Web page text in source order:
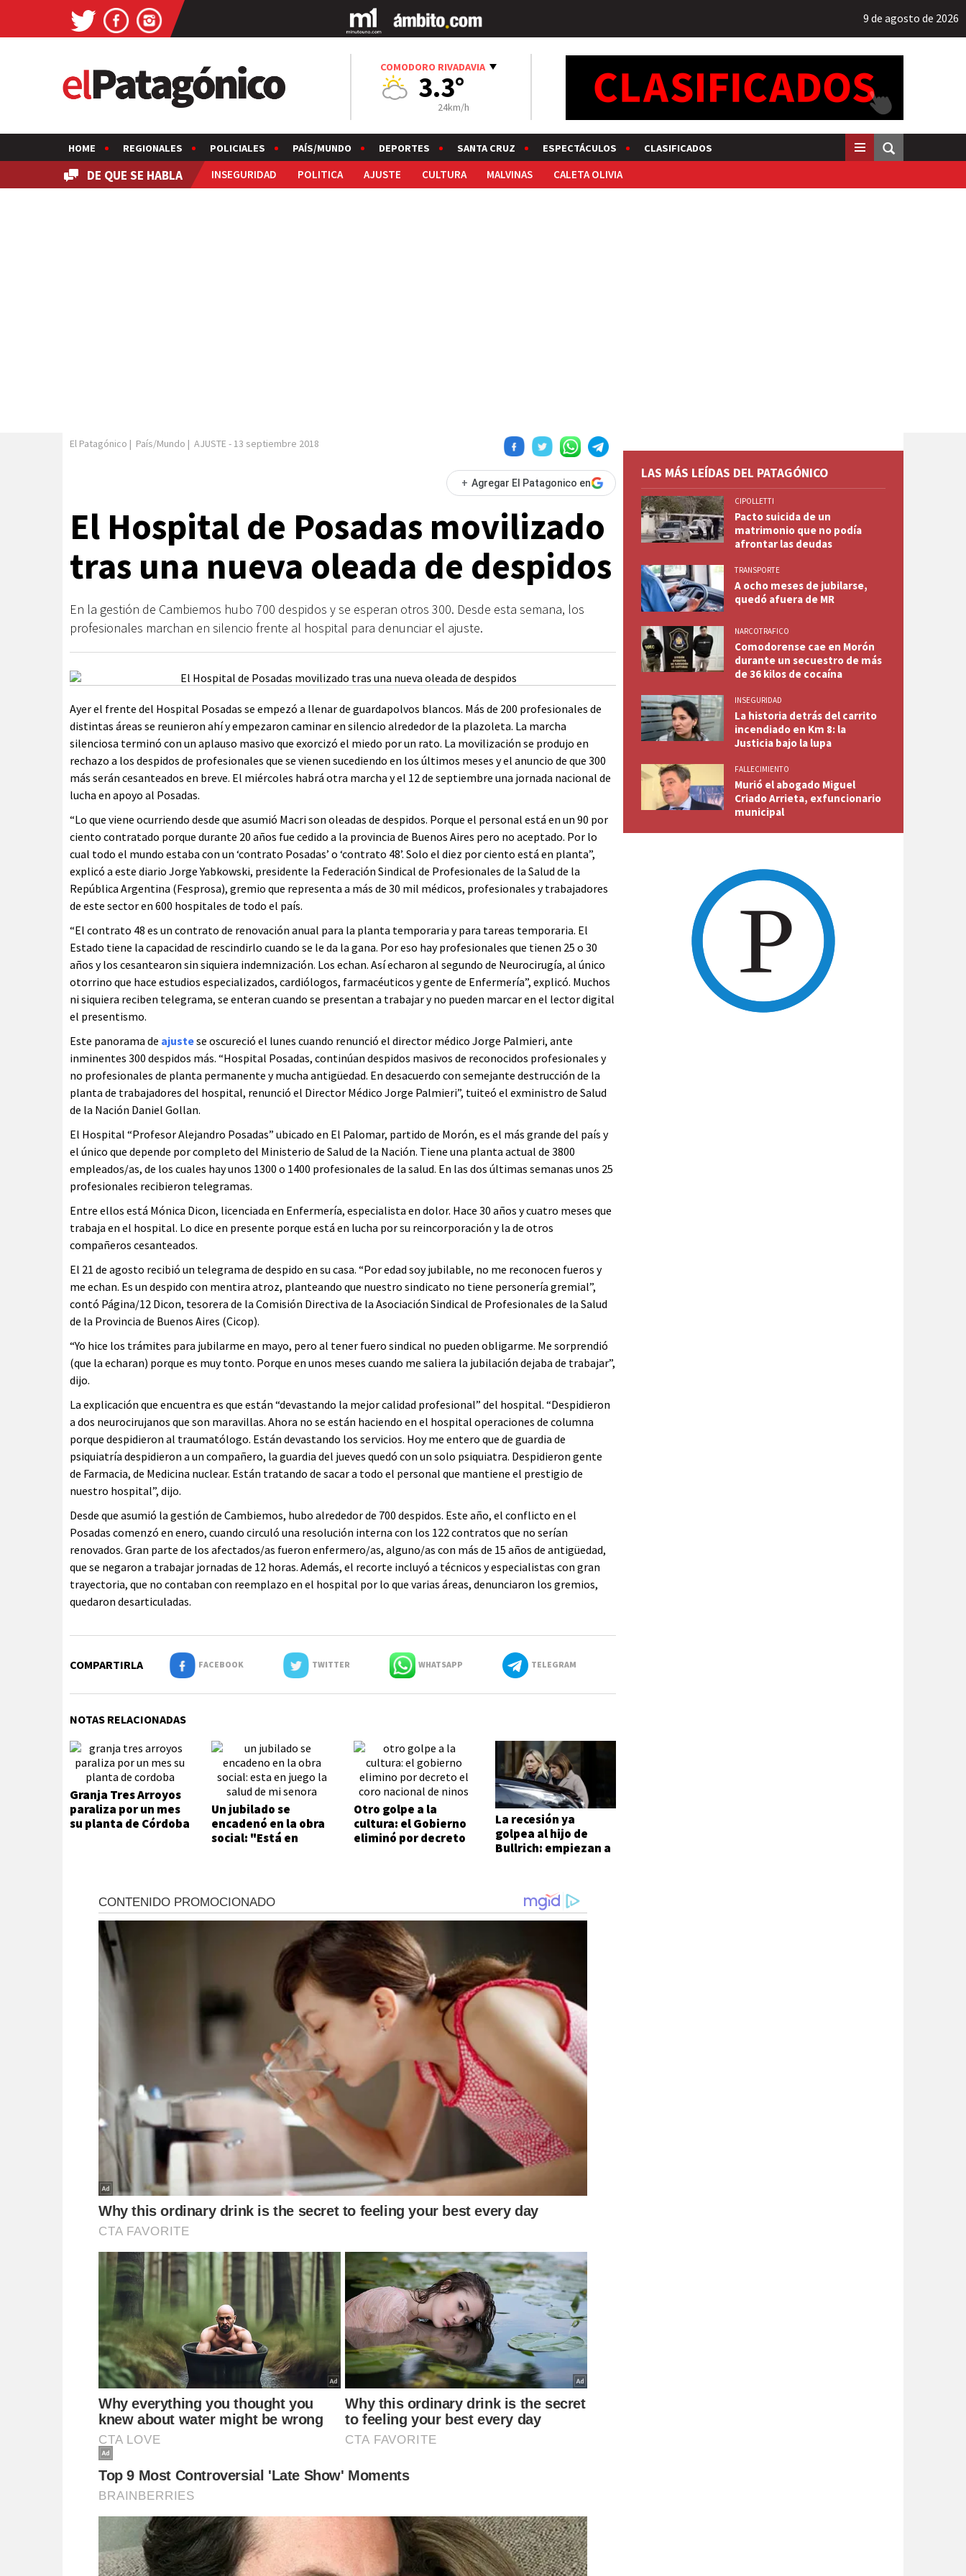
9 de agosto de 2026
COMODORO RIVADAVIA
3.3°
24km/h
HOME REGIONALES POLICIALES PAÍS/MUNDO DEPORTES SANTA CRUZ ESPECTÁCULOS CLASIFICADOS
DE QUE SE HABLA INSEGURIDAD POLITICA AJUSTE CULTURA MALVINAS CALETA OLIVIA
El Patagónico | País/Mundo | AJUSTE- 13 septiembre 2018
+ Agregar El Patagonico en
El Hospital de Posadas movilizado
tras una nueva oleada de despidos
En la gestión de Cambiemos hubo 700 despidos y se esperan otros 300. Desde esta semana, los
profesionales marchan en silencio frente al hospital para denunciar el ajuste.
Ayer el frente del Hospital Posadas se empezó a llenar de guardapolvos blancos. Más de 200 profesionales de
distintas áreas se reunieron ahí y empezaron caminar en silencio alrededor de la plazoleta. La marcha
silenciosa terminó con un aplauso masivo que exorcizó el miedo por un rato. La movilización se produjo en
rechazo a los despidos de profesionales que se vienen sucediendo en los últimos meses y el anuncio de que 300
más serán cesanteados en breve. El miércoles habrá otra marcha y el 12 de septiembre una jornada nacional de
lucha en apoyo al Posadas.
“Lo que viene ocurriendo desde que asumió Macri son oleadas de despidos. Porque el personal está en un 90 por
ciento contratado porque durante 20 años fue cedido a la provincia de Buenos Aires pero no aceptado. Por lo
cual todo el mundo estaba con un ‘contrato Posadas’ o ‘contrato 48’. Solo el diez por ciento está en planta”,
explicó a este diario Jorge Yabkowski, presidente la Federación Sindical de Profesionales de la Salud de la
República Argentina (Fesprosa), gremio que representa a más de 30 mil médicos, profesionales y trabajadores
de este sector en 600 hospitales de todo el país.
“El contrato 48 es un contrato de renovación anual para la planta temporaria y para tareas temporaria. El
Estado tiene la capacidad de rescindirlo cuando se le da la gana. Por eso hay profesionales que tienen 25 o 30
años y los cesantearon sin siquiera indemnización. Los echan. Así echaron al segundo de Neurocirugía, al único
otorrino que hace estudios especializados, cardiólogos, farmacéuticos y gente de Enfermería”, explicó. Muchos
ni siquiera reciben telegrama, se enteran cuando se presentan a trabajar y no pueden marcar en el lector digital
el presentismo.
Este panorama de ajustese oscureció el lunes cuando renunció el director médico Jorge Palmieri, ante
inminentes 300 despidos más. “Hospital Posadas, continúan despidos masivos de reconocidos profesionales y
no profesionales de planta permanente y mucha antigüedad. En desacuerdo con semejante destrucción de la
planta de trabajadores del hospital, renunció el Director Médico Jorge Palmieri”, tuiteó el exministro de Salud
de la Nación Daniel Gollan.
El Hospital “Profesor Alejandro Posadas” ubicado en El Palomar, partido de Morón, es el más grande del país y
el único que depende por completo del Ministerio de Salud de la Nación. Tiene una planta actual de 3800
empleados/as, de los cuales hay unos 1300 o 1400 profesionales de la salud. En las dos últimas semanas unos 25
profesionales recibieron telegramas.
Entre ellos está Mónica Dicon, licenciada en Enfermería, especialista en dolor. Hace 30 años y cuatro meses que
trabaja en el hospital. Lo dice en presente porque está en lucha por su reincorporación y la de otros
compañeros cesanteados.
El 21 de agosto recibió un telegrama de despido en su casa. “Por edad soy jubilable, no me reconocen fueros y
me echan. Es un despido con mentira atroz, planteando que nuestro sindicato no tiene personería gremial”,
contó Página/12 Dicon, tesorera de la Comisión Directiva de la Asociación Sindical de Profesionales de la Salud
de la Provincia de Buenos Aires (Cicop).
“Yo hice los trámites para jubilarme en mayo, pero al tener fuero sindical no pueden obligarme. Me sorprendió
(que la echaran) porque es muy tonto. Porque en unos meses cuando me saliera la jubilación dejaba de trabajar”,
dijo.
La explicación que encuentra es que están “devastando la mejor calidad profesional” del hospital. “Despidieron
a dos neurocirujanos que son maravillas. Ahora no se están haciendo en el hospital operaciones de columna
porque despidieron al traumatólogo. Están devastando los servicios. Hoy me entero que de guardia de
psiquiatría despidieron a un compañero, la guardia del jueves quedó con un solo psiquiatra. Despidieron gente
de Farmacia, de Medicina nuclear. Están tratando de sacar a todo el personal que mantiene el prestigio de
nuestro hospital”, dijo.
Desde que asumió la gestión de Cambiemos, hubo alrededor de 700 despidos. Este año, el conflicto en el
Posadas comenzó en enero, cuando circuló una resolución interna con los 122 contratos que no serían
renovados. Gran parte de los afectados/as fueron enfermero/as, alguno/as con más de 15 años de antigüedad,
que se negaron a trabajar jornadas de 12 horas. Además, el recorte incluyó a técnicos y especialistas con gran
trayectoria, que no contaban con reemplazo en el hospital por lo que varias áreas, denunciaron los gremios,
quedaron desarticuladas.
COMPARTIRLA FACEBOOK TWITTER WHATSAPP TELEGRAM
NOTAS RELACIONADAS
Granja Tres Arroyos
paraliza por un mes
su planta de Córdoba
Un jubilado se
encadenó en la obra
social: "Está en
Otro golpe a la
cultura: el Gobierno
eliminó por decreto
La recesión ya
golpea al hijo de
Bullrich: empiezan a
LAS MÁS LEÍDAS DEL PATAGÓNICO
CIPOLLETTI
Pacto suicida de un
matrimonio que no podía
afrontar las deudas
TRANSPORTE
A ocho meses de jubilarse,
quedó afuera de MR
NARCOTRAFICO
Comodorense cae en Morón
durante un secuestro de más
de 36 kilos de cocaína
INSEGURIDAD
La historia detrás del carrito
incendiado en Km 8: la
Justicia bajo la lupa
FALLECIMIENTO
Murió el abogado Miguel
Criado Arrieta, exfuncionario
municipal